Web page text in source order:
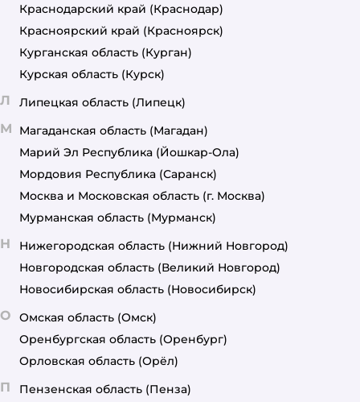
Краснодарский край (Краснодар)
Красноярский край (Красноярск)
Курганская область (Курган)
Курская область (Курск)
Л Липецкая область (Липецк)
М Магаданская область (Магадан)
Марий Эл Республика (Йошкар-Ола)
Мордовия Республика (Саранск)
Москва и Московская область (г. Москва)
Мурманская область (Мурманск)
Н Нижегородская область (Нижний Новгород)
Новгородская область (Великий Новгород)
Новосибирская область (Новосибирск)
О Омская область (Омск)
Оренбургская область (Оренбург)
Орловская область (Орёл)
П Пензенская область (Пенза)